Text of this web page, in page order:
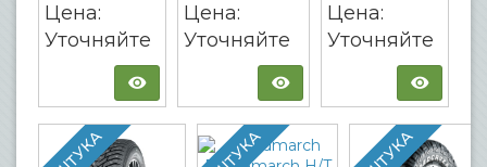
Цена:
Уточняйте
Цена:
Уточняйте
Цена:
Уточняйте